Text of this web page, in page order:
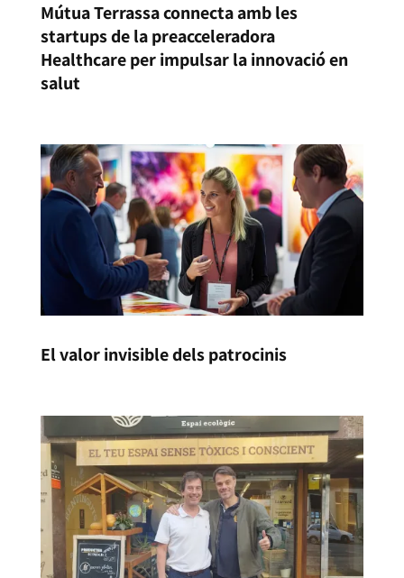
Mútua Terrassa connecta amb les
startups de la preacceleradora
Healthcare per impulsar la innovació en
salut
El valor invisible dels patrocinis